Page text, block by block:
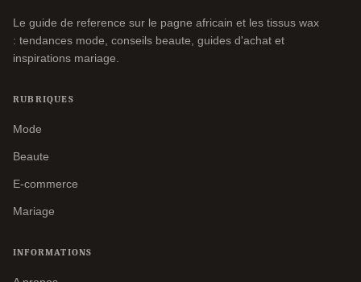
Le guide de reference sur le pagne africain et les tissus wax
: tendances mode, conseils beaute, guides d'achat et
inspirations mariage.
RUBRIQUES
Mode
Beaute
E-commerce
Mariage
INFORMATIONS